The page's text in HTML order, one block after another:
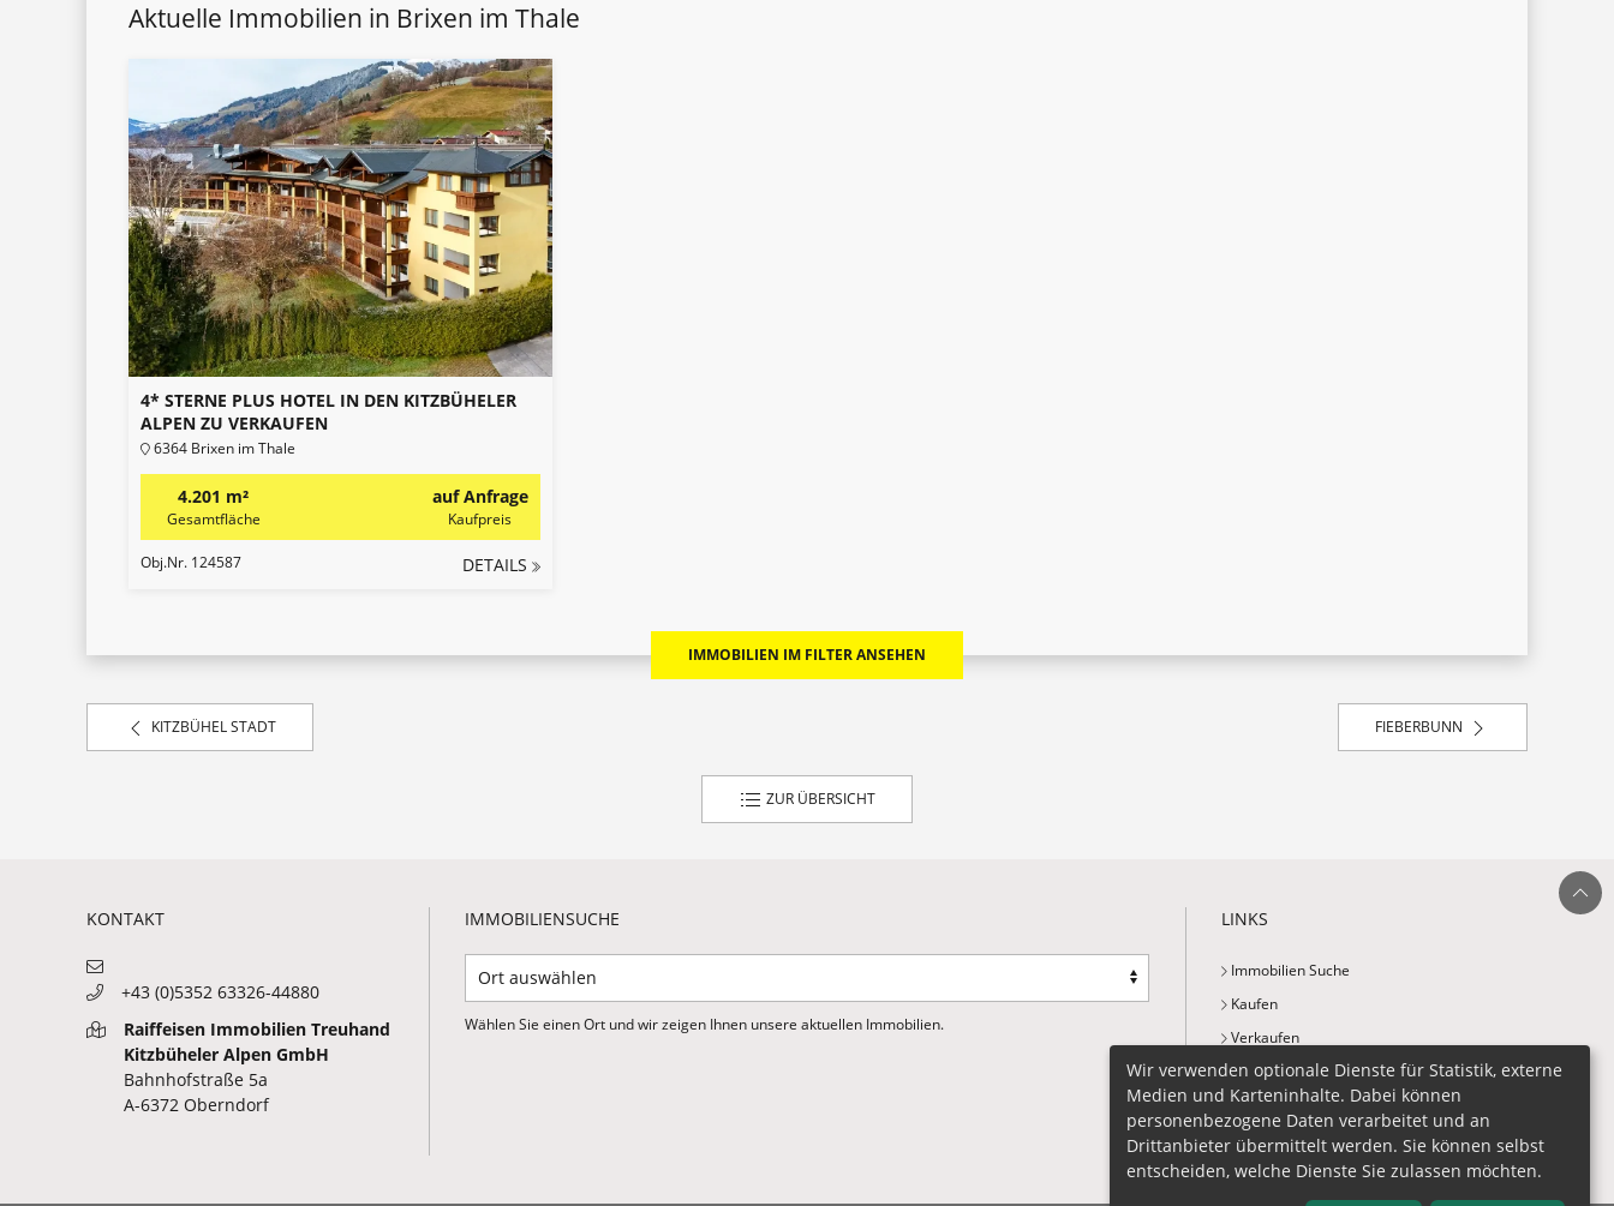
Aktuelle Immobilien in Brixen im Thale
4* STERNE PLUS HOTEL IN DEN KITZBÜHELER
ALPEN ZU VERKAUFEN
6364 Brixen im Thale
4.201 m²
Gesamtfläche
auf Anfrage
Kaufpreis
Obj.Nr. 124587 DETAILS
IMMOBILIEN IM FILTER ANSEHEN
KITZBÜHEL STADT FIEBERBUNN
ZUR ÜBERSICHT
KONTAKT
+43 (0)5352 63326-44880
Raiffeisen Immobilien Treuhand
Kitzbüheler Alpen GmbH
Bahnhofstraße 5a
A-6372 Oberndorf
IMMOBILIENSUCHE
Wählen Sie einen Ort und wir zeigen Ihnen unsere aktuellen Immobilien.
LINKS
Immobilien Suche
Kaufen
Verkaufen
Liegenschaftsbewertung
Immobilien Anfrage
Kontakt
Ganz nach
Wir verwenden optionale Dienste für Statistik, externe
Medien und Karteninhalte. Dabei können
personenbezogene Daten verarbeitet und an
Drittanbieter übermittelt werden. Sie können selbst
entscheiden, welche Dienste Sie zulassen möchten.